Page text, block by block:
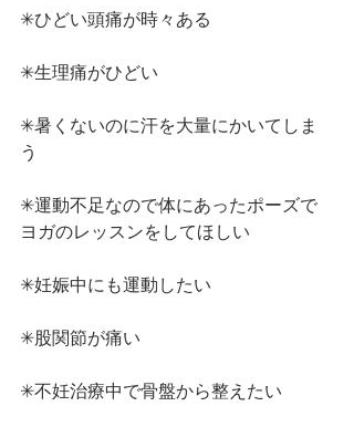
✳︎ひどい頭痛が時々ある
✳︎生理痛がひどい
✳︎暑くないのに汗を大量にかいてしま
う
✳︎運動不足なので体にあったポーズで
ヨガのレッスンをしてほしい
✳︎妊娠中にも運動したい
✳︎股関節が痛い
✳︎不妊治療中で骨盤から整えたい